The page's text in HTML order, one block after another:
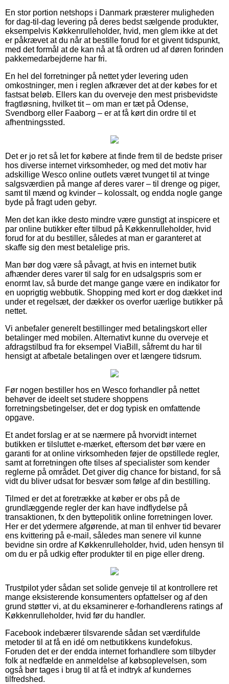
En stor portion netshops i Danmark præsterer muligheden
for dag-til-dag levering på deres bedst sælgende produkter,
eksempelvis Køkkenrulleholder, hvid, men glem ikke at det
er påkrævet at du når at bestille forud for et givent tidspunkt,
med det formål at de kan nå at få ordren ud af døren forinden
pakkemedarbejderne har fri.
En hel del forretninger på nettet yder levering uden
omkostninger, men i reglen afkræver det at der købes for et
fastsat beløb. Ellers kan du overveje den mest prisbevidste
fragtløsning, hvilket tit – om man er tæt på Odense,
Svendborg eller Faaborg – er at få kørt din ordre til et
afhentningssted.
Det er jo ret så let for købere at finde frem til de bedste priser
hos diverse internet virksomheder, og med det motiv har
adskillige Wesco online outlets været tvunget til at tvinge
salgsværdien på mange af deres varer – til drenge og piger,
samt til mænd og kvinder – kolossalt, og endda nogle gange
byde på fragt uden gebyr.
Men det kan ikke desto mindre være gunstigt at inspicere et
par online butikker efter tilbud på Køkkenrulleholder, hvid
forud for at du bestiller, således at man er garanteret at
skaffe sig den mest betalelige pris.
Man bør dog være så påvagt, at hvis en internet butik
afhænder deres varer til salg for en udsalgspris som er
enormt lav, så burde det mange gange være en indikator for
en uoprigtig webbutik. Shopping med kort er dog dækket ind
under et regelsæt, der dækker os overfor uærlige butikker på
nettet.
Vi anbefaler generelt bestillinger med betalingskort eller
betalinger med mobilen. Alternativt kunne du overveje et
afdragstilbud fra for eksempel ViaBill, såfremt du har til
hensigt at afbetale betalingen over et længere tidsrum.
Før nogen bestiller hos en Wesco forhandler på nettet
behøver de ideelt set studere shoppens
forretningsbetingelser, det er dog typisk en omfattende
opgave.
Et andet forslag er at se nærmere på hvorvidt internet
butikken er tilsluttet e-mærket, eftersom det bør være en
garanti for at online virksomheden føjer de opstillede regler,
samt at forretningen ofte tilses af specialister som kender
reglerne på området. Det giver dig chance for bistand, for så
vidt du bliver udsat for besvær som følge af din bestilling.
Tilmed er det at foretrække at køber er obs på de
grundlæggende regler der kan have indflydelse på
transaktionen, fx den byttepolitik online forretningen lover.
Her er det ydermere afgørende, at man til enhver tid bevarer
ens kvittering på e-mail, således man senere vil kunne
bevidne sin ordre af Køkkenrulleholder, hvid, uden hensyn til
om du er på udkig efter produkter til en pige eller dreng.
Trustpilot yder sådan set solide genveje til at kontrollere ret
mange eksisterende konsumenters opfattelser og af den
grund støtter vi, at du eksaminerer e-forhandlerens ratings af
Køkkenrulleholder, hvid før du handler.
Facebook indebærer tilsvarende sådan set værdifulde
metoder til at få en idé om netbutikkens kundefokus.
Foruden det er der endda internet forhandlere som tilbyder
folk at nedfælde en anmeldelse af købsoplevelsen, som
også bør tages i brug til at få et indtryk af kundernes
tilfredshed.